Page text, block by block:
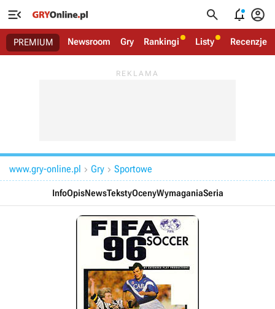
   
PREMIUM Newsroom Gry Rankingi Listy Recenzje
www.gry-online.pl  Gry  Sportowe
InfoOpisNewsTekstyOcenyWymaganiaSeria